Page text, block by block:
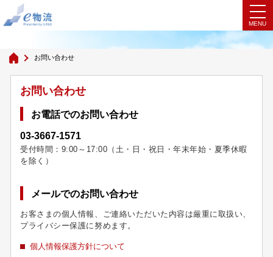
お問い合わせ
お問い合わせ
お問い合わせ
お電話でのお問い合わせ
03-3667-1571
受付時間：9:00～17:00（土・日・祝日・年末年始・夏季休暇
を除く）
メールでのお問い合わせ
お客さまの個人情報、ご連絡いただいた内容は厳重に取扱い、
プライバシー保護に努めます。
個人情報保護方針について